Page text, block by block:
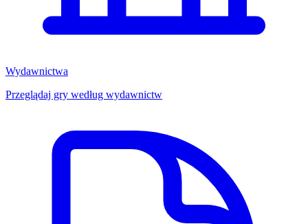
Wydawnictwa
Przeglądaj gry według wydawnictw